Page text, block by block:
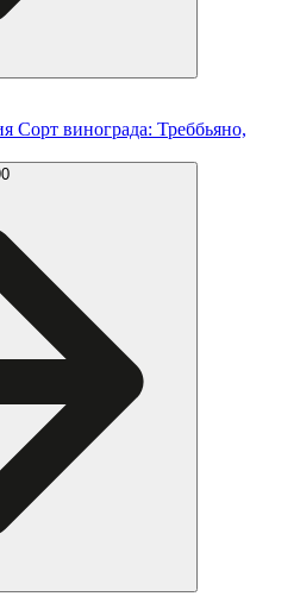
Сорт винограда: Треббьяно,